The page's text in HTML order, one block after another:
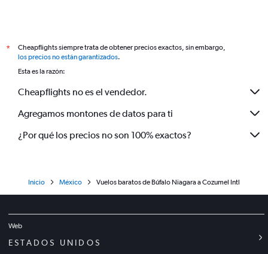
*
Cheapflights siempre trata de obtener precios exactos, sin embargo,
los precios no están garantizados.
Esta es la razón:
Cheapflights no es el vendedor.
Agregamos montones de datos para ti
¿Por qué los precios no son 100% exactos?
Inicio México Vuelos baratos de Búfalo Niagara a Cozumel Intl
Web
ESTADOS UNIDOS